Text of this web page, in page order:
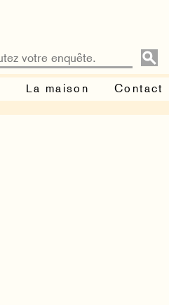
La maison Contact